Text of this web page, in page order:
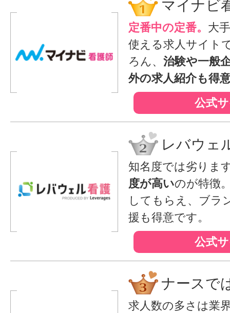
マイナビ
定番中の定番。 大
使える求人サイト
ろん、 治験や一般
外の求人紹介も得
公式
レバウェ
知名度では劣りま
度が高いのが特徴
してもらえ、ブラ
援も得意です。
公式
ナースで
求人数の多さは業